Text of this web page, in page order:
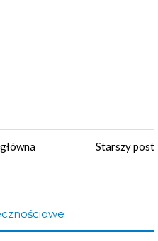
Starszy post